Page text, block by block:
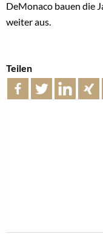
DeMonaco bauen die
weiter aus.
Teilen